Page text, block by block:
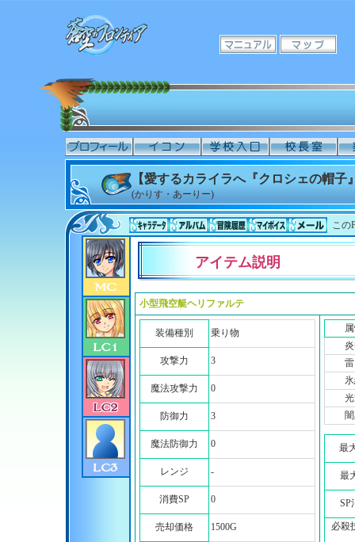
【愛するカライラへ『クロシェの帽子
(かりす・あーりー)
この
アイテム説明
小型飛空艇ヘリファルテ
装備種別 乗り物
攻撃力 3
魔法攻撃力 0
防御力 3
魔法防御力 0
レンジ -
消費SP 0
売却価格 1500G
最
最
SP
必殺